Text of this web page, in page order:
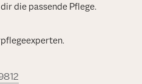
die passende Pflege.